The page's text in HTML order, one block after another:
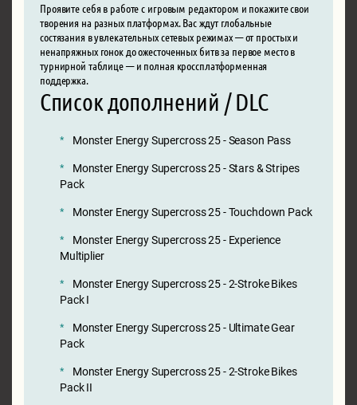
Проявите себя в работе с игровым редактором и покажите свои
творения на разных платформах. Вас ждут глобальные
состязания в увлекательных сетевых режимах — от простых и
ненапряжных гонок до ожесточенных битв за первое место в
турнирной таблице — и полная кроссплатформенная
поддержка.
Список дополнений / DLC
Monster Energy Supercross 25 - Season Pass
Monster Energy Supercross 25 - Stars & Stripes
Pack
Monster Energy Supercross 25 - Touchdown Pack
Monster Energy Supercross 25 - Experience
Multiplier
Monster Energy Supercross 25 - 2-Stroke Bikes
Pack I
Monster Energy Supercross 25 - Ultimate Gear
Pack
Monster Energy Supercross 25 - 2-Stroke Bikes
Pack II